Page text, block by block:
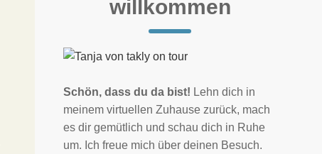
willkommen
Schön, dass du da bist! Lehn dich in
meinem virtuellen Zuhause zurück, mach
es dir gemütlich und schau dich in Ruhe
um. Ich freue mich über deinen Besuch.